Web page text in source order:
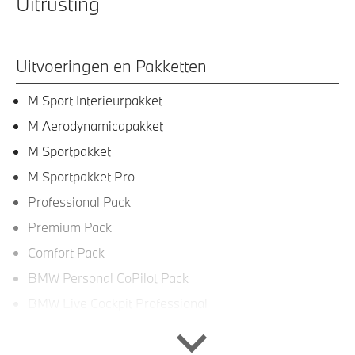
Uitvoeringen en Pakketten
M Sport Interieurpakket
M Aerodynamicapakket
M Sportpakket
M Sportpakket Pro
Professional Pack
Premium Pack
Comfort Pack
BMW Personal CoPilot Pack